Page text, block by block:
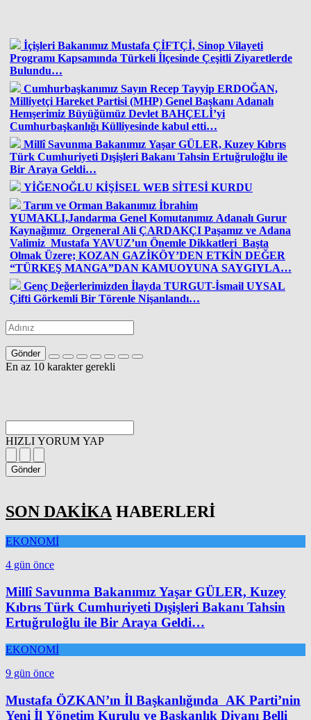
İçişleri Bakanımız Mustafa ÇİFTÇİ, Sinop Vilayeti
Programı Kapsamında Türkeli İlçesinde Çeşitli Ziyaretlerde
Bulundu…
Cumhurbaşkanımız Sayın Recep Tayyip ERDOĞAN,
Milliyetçi Hareket Partisi (MHP) Genel Başkanı Adanalı
Hemşerimiz Büyüğümüz Devlet BAHÇELİ’yi
Cumhurbaşkanlığı Külliyesinde kabul etti…
Millî Savunma Bakanımız Yaşar GÜLER, Kuzey Kıbrıs
Türk Cumhuriyeti Dışişleri Bakanı Tahsin Ertuğruloğlu ile
Bir Araya Geldi…
YİĞENOĞLU KİŞİSEL WEB SİTESİ KURDU
Tarım ve Orman Bakanımız İbrahim
YUMAKLI,Jandarma Genel Komutanımız Adanalı Gurur
Kaynağımız Orgeneral Ali ÇARDAKÇI Paşamız ve Adana
Valimiz Mustafa YAVUZ’un Önemle Dikkatleri Başta
Olmak Üzere; KOZAN GAZİKÖY’DEN ETKİN DEĞER
“TÜRKEŞ MANGA”DAN KAMUOYUNA SAYGIYLA…
Genç Değerlerimizden İlayda TURGUT-İsmail UYSAL
Çifti Görkemli Bir Törenle Nişanlandı…
Gönder
En az 10 karakter gerekli
HIZLI YORUM YAP
Gönder
SON DAKİKAHABERLERİ
EKONOMİ
4 gün önce
Millî Savunma Bakanımız Yaşar GÜLER, Kuzey
Kıbrıs Türk Cumhuriyeti Dışişleri Bakanı Tahsin
Ertuğruloğlu ile Bir Araya Geldi…
EKONOMİ
9 gün önce
Mustafa ÖZKAN’ın İl Başkanlığında AK Parti’nin
Yeni İl Yönetim Kurulu ve Başkanlık Divanı Belli